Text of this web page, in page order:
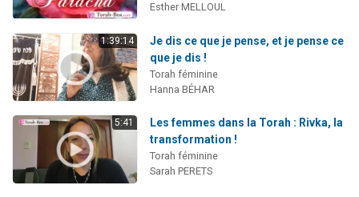
Esther MELLOUL
1:39:14
Je dis ce que je pense, et je pense ce
que je dis !
Torah féminine
Hanna BÉHAR
5:41
Les femmes dans la Torah : Rivka, la
transformation !
Torah féminine
Sarah PERETS